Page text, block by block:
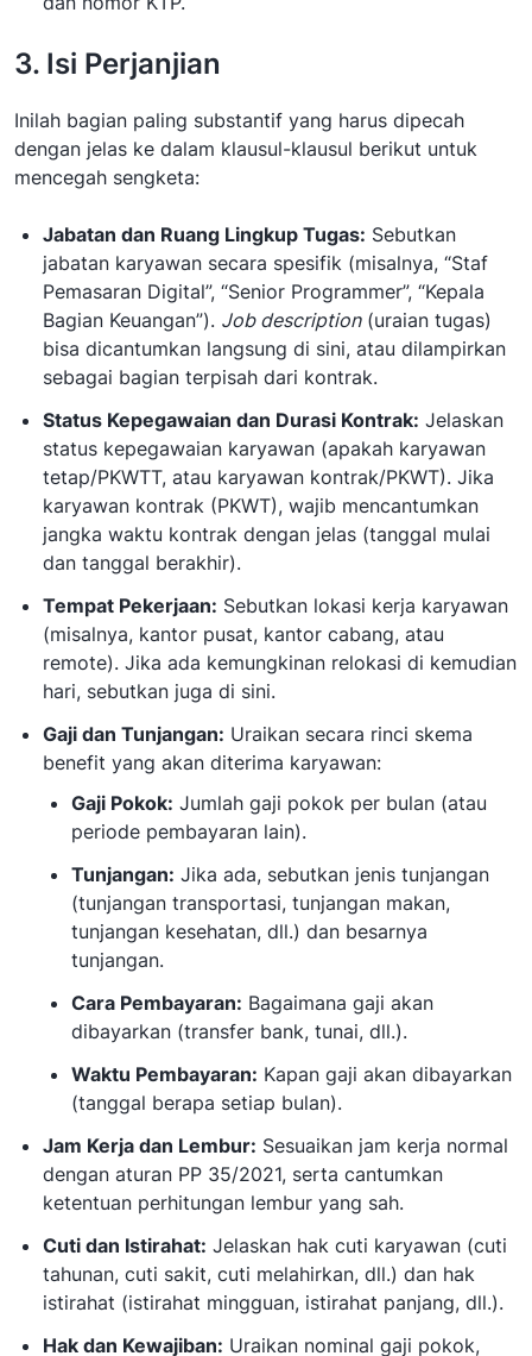
3. Isi Perjanjian
Inilah bagian paling substantif yang harus dipecah
dengan jelas ke dalam klausul-klausul berikut untuk
mencegah sengketa:
Jabatan dan Ruang Lingkup Tugas: Sebutkan
jabatan karyawan secara spesifik (misalnya, “Staf
Pemasaran Digital”, “Senior Programmer”, “Kepala
Bagian Keuangan”). Job description(uraian tugas)
bisa dicantumkan langsung di sini, atau dilampirkan
sebagai bagian terpisah dari kontrak.
Status Kepegawaian dan Durasi Kontrak: Jelaskan
status kepegawaian karyawan (apakah karyawan
tetap/PKWTT, atau karyawan kontrak/PKWT). Jika
karyawan kontrak (PKWT), wajib mencantumkan
jangka waktu kontrak dengan jelas (tanggal mulai
dan tanggal berakhir).
Tempat Pekerjaan: Sebutkan lokasi kerja karyawan
(misalnya, kantor pusat, kantor cabang, atau
remote). Jika ada kemungkinan relokasi di kemudian
hari, sebutkan juga di sini.
Gaji dan Tunjangan: Uraikan secara rinci skema
benefit yang akan diterima karyawan:
Gaji Pokok: Jumlah gaji pokok per bulan (atau
periode pembayaran lain).
Tunjangan: Jika ada, sebutkan jenis tunjangan
(tunjangan transportasi, tunjangan makan,
tunjangan kesehatan, dll.) dan besarnya
tunjangan.
Cara Pembayaran: Bagaimana gaji akan
dibayarkan (transfer bank, tunai, dll.).
Waktu Pembayaran: Kapan gaji akan dibayarkan
(tanggal berapa setiap bulan).
Jam Kerja dan Lembur: Sesuaikan jam kerja normal
dengan aturan PP 35/2021, serta cantumkan
ketentuan perhitungan lembur yang sah.
Cuti dan Istirahat: Jelaskan hak cuti karyawan (cuti
tahunan, cuti sakit, cuti melahirkan, dll.) dan hak
istirahat (istirahat mingguan, istirahat panjang, dll.).
Hak dan Kewajiban: Uraikan nominal gaji pokok,